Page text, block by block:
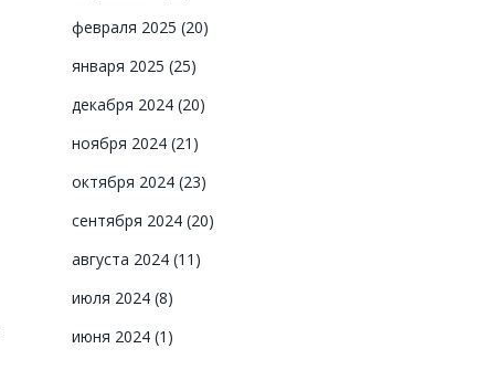
февраля 2025 (20)
января 2025 (25)
декабря 2024 (20)
ноября 2024 (21)
октября 2024 (23)
сентября 2024 (20)
августа 2024 (11)
июля 2024 (8)
июня 2024 (1)